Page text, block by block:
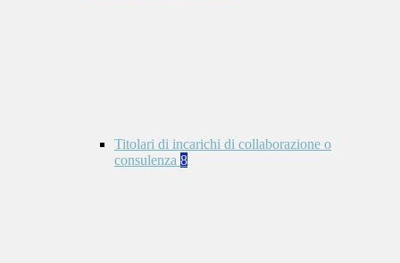
Titolari di incarichi di collaborazione o
consulenza 8